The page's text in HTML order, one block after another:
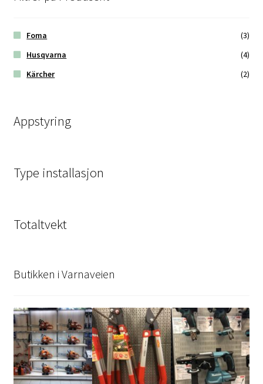
Foma
(3)
Husqvarna
(4)
Kärcher
(2)
Appstyring
Type installasjon
Totaltvekt
Butikken i Varnaveien